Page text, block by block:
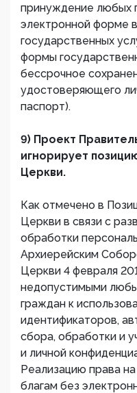
принуждение любых
электронной форме
государственных
формы
бессрочное
удостоверяющего
паспорт).
9) Проект
игнорирует
Церкви.
Как отмечено в
Церкви в связи с
обработки
Архиерейским
Церкви 4 февраля
недопустимыми
граждан к
идентификаторов,
сбора, обработки и
и личной
Реализацию права
благам без